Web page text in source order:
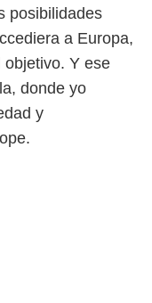
posibilidades
a Europa,
objetivo. Y ese
donde yo
y